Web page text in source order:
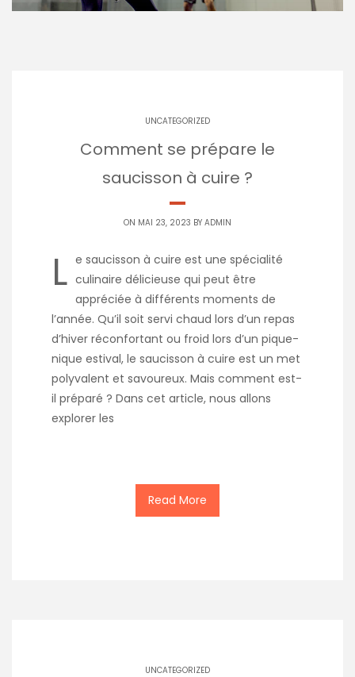
UNCATEGORIZED
Comment se prépare le
saucisson à cuire ?
ON MAI 23, 2023 BY ADMIN
L e saucisson à cuire est une spécialité
culinaire délicieuse qui peut être
appréciée à différents moments de
l’année. Qu’il soit servi chaud lors d’un repas
d’hiver réconfortant ou froid lors d’un pique-
nique estival, le saucisson à cuire est un met
polyvalent et savoureux. Mais comment est-
il préparé ? Dans cet article, nous allons
explorer les
Read More
UNCATEGORIZED